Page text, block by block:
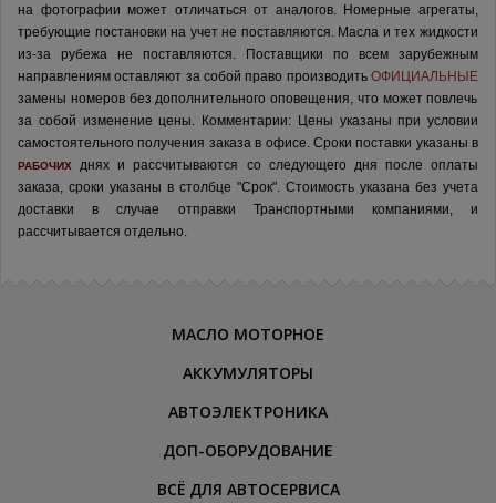
на фотографии может отличаться от аналогов. Номерные агрегаты,
требующие постановки на учет не поставляются. Масла и тех жидкости
из-за рубежа не поставляются.
Поставщики по всем зарубежным
направлениям оставляют за собой право производить ОФИЦИАЛЬНЫЕ
замены номеров без дополнительного оповещения, что может повлечь
за собой изменение цены. Комментарии: Цены указаны при условии
самостоятельного получения заказа в офисе. Сроки поставки указаны в
РАБОЧИХ
днях и рассчитываются со следующего дня после оплаты
заказа, сроки указаны в столбце "Срок". Стоимость указана без учета
доставки в случае отправки Транспортными компаниями, и
рассчитывается отдельно.
МАСЛО МОТОРНОЕ
АККУМУЛЯТОРЫ
АВТОЭЛЕКТРОНИКА
ДОП-ОБОРУДОВАНИЕ
ВСЁ ДЛЯ АВТОСЕРВИСА